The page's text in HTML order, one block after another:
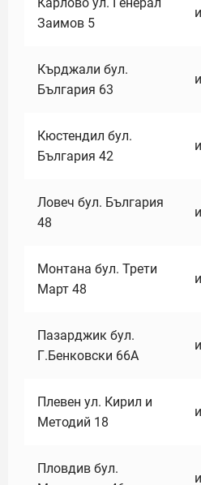
Заимов 5
Кърджали бул.
България 63
Кюстендил бул.
България 42
Ловеч бул. България
48
Монтана бул. Трети
Март 48
Пазарджик бул.
Г.Бенковски 66А
Плевен ул. Кирил и
Методий 18
Пловдив бул.